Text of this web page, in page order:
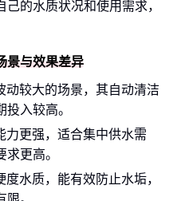
的水质状况和使用需求，
景与效果差异
动较大的场景，其自动清洁
入较高。
力更强，适合集中供水需
更高。
度水质，能有效防止水垢，